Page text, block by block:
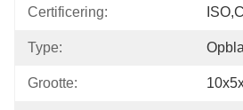
Certificering:
Type:
Grootte: